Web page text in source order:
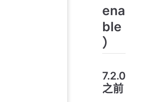
ena
ble
）
7.2.0
之前